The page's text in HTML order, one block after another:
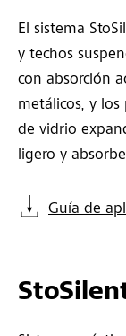
El sistema
y techos
con absorción
metálicos, y los
de vidrio
ligero y
Guía de